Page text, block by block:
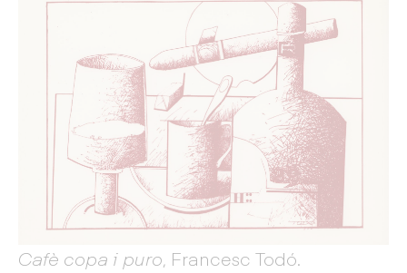
Cafè copa i puro, Francesc Todó.